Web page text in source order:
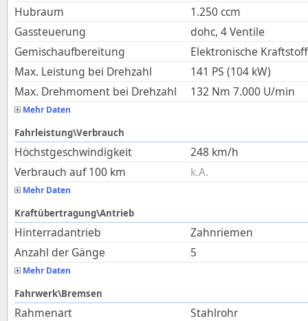
Hubraum
1.250 ccm
Gassteuerung
dohc, 4 Ventile
Gemischaufbereitung
Elektronische
Max. Leistung bei Drehzahl
141 PS (104 kW)
Max. Drehmoment bei Drehzahl
132 Nm 7.000 U/min
Mehr Daten
Fahrleistung\Verbrauch
Höchstgeschwindigkeit 248 km/h
Verbrauch auf 100 km
k.A.
Mehr Daten
Kraftübertragung\Antrieb
Hinterradantrieb
Zahnriemen
Anzahl der Gänge
5
Mehr Daten
Fahrwerk\Bremsen
Rahmenart
Stahlrohr